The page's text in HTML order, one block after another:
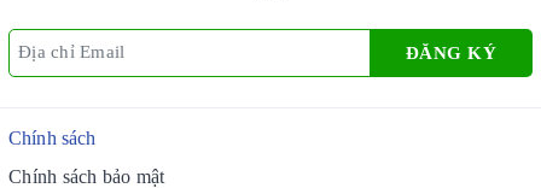
ĐĂNG KÝ
Chính sách
Chính sách bảo mật